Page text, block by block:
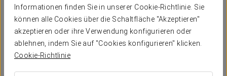
Informationen finden Sie in unserer Cookie-Richtlinie. Sie
können alle Cookies über die Schaltfläche "Akzeptieren"
akzeptieren oder ihre Verwendung konfigurieren oder
ablehnen, indem Sie auf "Cookies konfigurieren" klicken.
Cookie-Richtlinie
15 €
Romantisches Erlebnis